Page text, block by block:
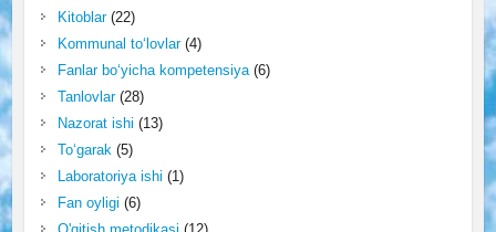
Kitoblar(22)
Kommunal to‘lovlar(4)
Fanlar bo‘yicha kompetensiya(6)
Tanlovlar(28)
Nazorat ishi (13)
To‘garak(5)
Laboratoriya ishi (1)
Fan oyligi (6)